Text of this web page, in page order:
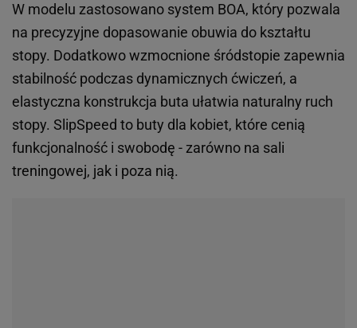
W modelu zastosowano system BOA, który pozwala
na precyzyjne dopasowanie obuwia do kształtu
stopy. Dodatkowo wzmocnione śródstopie zapewnia
stabilność podczas dynamicznych ćwiczeń, a
elastyczna konstrukcja buta ułatwia naturalny ruch
stopy. SlipSpeed to buty dla kobiet, które cenią
funkcjonalność i swobodę - zarówno na sali
treningowej, jak i poza nią.